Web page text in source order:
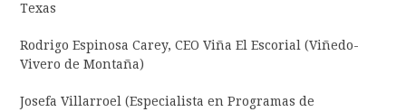
Texas
Rodrigo Espinosa Carey, CEO Viña El Escorial (Viñedo-
Vivero de Montaña)
Josefa Villarroel (Especialista en Programas de